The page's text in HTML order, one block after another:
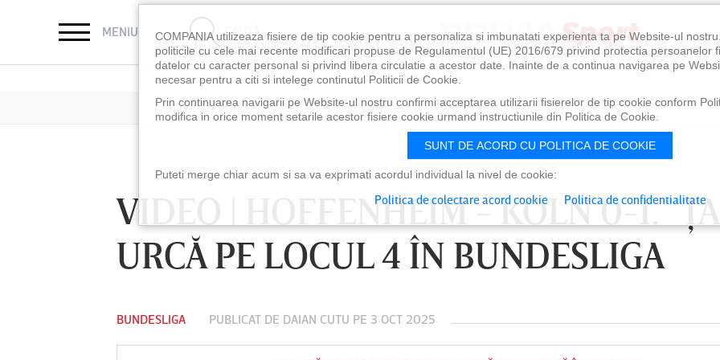
MENIU CAUTĂ
VIDEO | HOFFENHEIM - KOLN 0-1.
URCĂ PE LOCUL 4 ÎN BUNDESLIGA
BUNDESLIGA PUBLICAT DE DAIAN CUTU PE 3 OCT 2025
LUNI 10 AUG, 18:30 LUNI 10 AUG, 21:30 VINERI 07 AUG, 21:00
COMPANIA utilizeaza fisiere de tip cookie pentru a personaliza si imbunatati experienta ta pe Website-ul
politicile cu cele mai recente modificari propuse de Regulamentul (UE) 2016/679 privind protectia persoanelor
datelor cu caracter personal si privind libera circulatie a acestor date. Inainte de a continua navigarea pe
necesar pentru a citi si intelege continutul Politicii de Cookie.
Prin continuarea navigarii pe Website-ul nostru confirmi acceptarea utilizarii fisierelor de tip cookie conform
modifica in orice moment setarile acestor fisiere cookie urmand instructiunile din Politica de Cookie.
SUNT DE ACORD CU POLITICA DE COOKIE
Puteti merge chiar acum si sa va exprimati acordul individual la nivel de cookie:
Politica de colectare acord cookie Politica de confidentialitate